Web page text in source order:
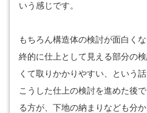
いう感じです。
もちろん構造体の検討が面白く
終的に仕上として見える部分の
くて取りかかりやすい、という話
こうした仕上の検討を進めた後
る方が、下地の納まりなども分